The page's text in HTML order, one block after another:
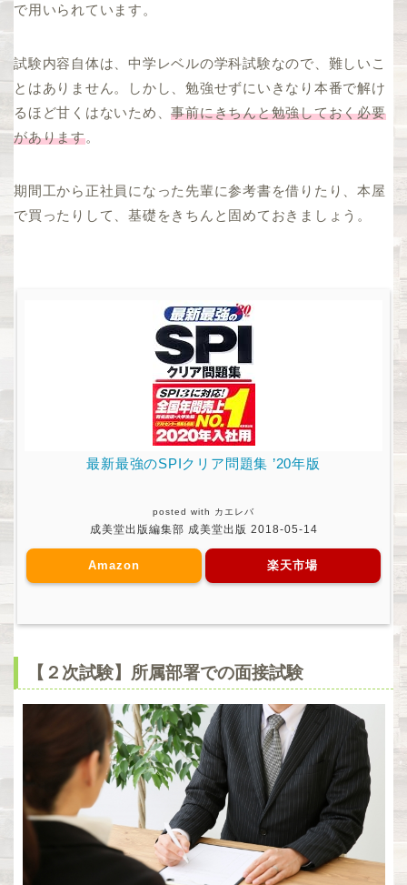
で用いられています。
試験内容自体は、中学レベルの学科試験なので、難しいこ
とはありません。しかし、勉強せずにいきなり本番で解け
るほど甘くはないため、事前にきちんと勉強しておく必要
があります。
期間工から正社員になった先輩に参考書を借りたり、本屋
で買ったりして、基礎をきちんと固めておきましょう。
最新最強のSPIクリア問題集 ’20年版
posted with カエレバ
成美堂出版編集部 成美堂出版 2018-05-14
Amazon 楽天市場
【２次試験】所属部署での面接試験